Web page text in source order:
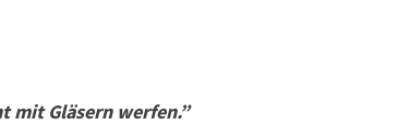
mit Gläsern werfen.”